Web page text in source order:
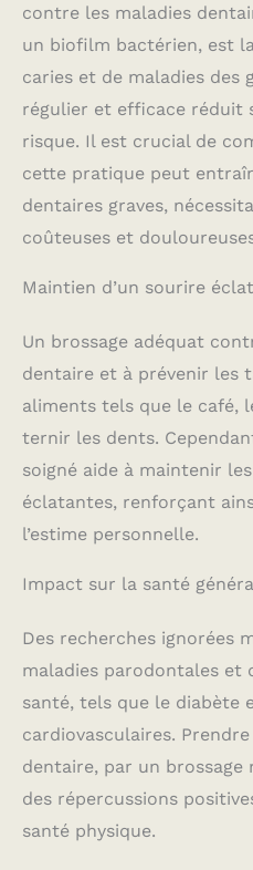
contre les maladies
un biofilm bactérien, est
caries et de maladies des
régulier et efficace réduit
risque. Il est crucial de
cette pratique peut
dentaires graves,
coûteuses et
Maintien d’un sourire
Un brossage adéquat
dentaire et à prévenir les
aliments tels que le café,
ternir les dents.
soigné aide à maintenir
éclatantes, renforçant
l’estime personnelle.
Impact sur la santé
Des recherches ignorées
maladies parodontales et
santé, tels que le diabète
cardiovasculaires.
dentaire, par un
des répercussions
santé physique.